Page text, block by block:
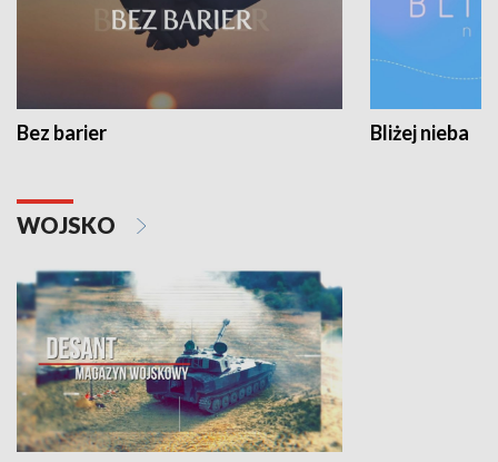
Bez barier Bliżej nieba
WOJSKO